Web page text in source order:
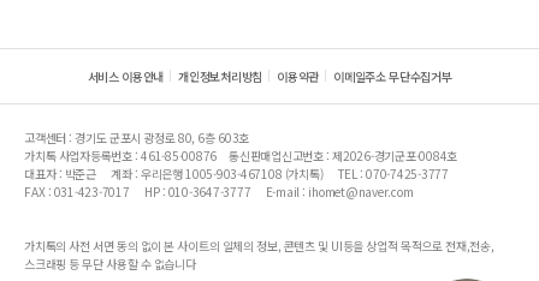
서비스 이용안내 개인정보처리방침 이용약관 이메일주소 무단수집거부
고객센터 : 경기도 군포시 광정로 80, 6층 603호
가치톡 사업자등록번호 : 461-85-00876
통신판매업신고번호 : 제2026-경기군포-0084호
대표자 : 박준근
계좌 : 우리은행 1005-903-467108 (가치톡)
TEL : 070-7425-3777
FAX : 031-423-7017
HP : 010-3647-3777 E-mail : ihomet@naver.com
가치톡의 사전 서면 동의 없이 본 사이트의 일체의 정보, 콘텐츠 및 UI등을 상업적 목적으로 전재,전송,
스크래핑 등 무단 사용할 수 없습니다